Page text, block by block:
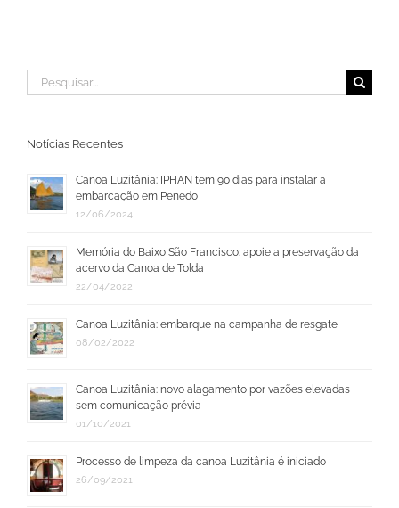
Buscar
resultados
Notícias Recentes
Canoa Luzitânia: IPHAN tem 90 dias para instalar a
embarcação em Penedo
12/06/2024
Memória do Baixo São Francisco: apoie a preservação da
acervo da Canoa de Tolda
22/04/2022
Canoa Luzitânia: embarque na campanha de resgate
08/02/2022
Canoa Luzitânia: novo alagamento por vazões elevadas
sem comunicação prévia
01/10/2021
Processo de limpeza da canoa Luzitânia é iniciado
26/09/2021